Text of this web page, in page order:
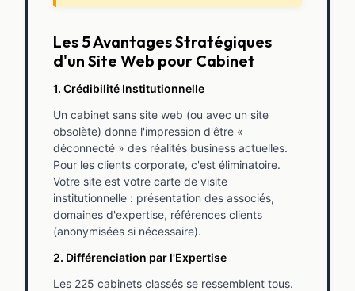
Les 5 Avantages Stratégiques
d'un Site Web pour Cabinet
1. Crédibilité Institutionnelle
Un cabinet sans site web (ou avec un site
obsolète) donne l'impression d'être «
déconnecté » des réalités business actuelles.
Pour les clients corporate, c'est éliminatoire.
Votre site est votre carte de visite
institutionnelle : présentation des associés,
domaines d'expertise, références clients
(anonymisées si nécessaire).
2. Différenciation par l'Expertise
Les 225 cabinets classés se ressemblent tous.